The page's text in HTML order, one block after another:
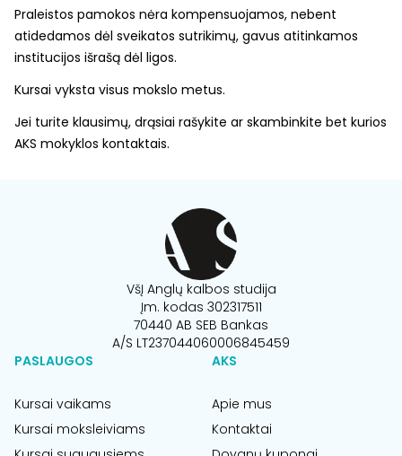
Praleistos pamokos nėra kompensuojamos, nebent
atidedamos dėl sveikatos sutrikimų, gavus atitinkamos
institucijos išrašą dėl ligos.
Kursai vyksta visus mokslo metus.
Jei turite klausimų, drąsiai rašykite ar skambinkite bet kurios
AKS mokyklos kontaktais.
VšĮ Anglų kalbos studija
Įm. kodas 302317511
70440 AB SEB Bankas
A/S LT237044060006845459
PASLAUGOS
Kursai vaikams
Kursai moksleiviams
AKS
Apie mus
Kontaktai